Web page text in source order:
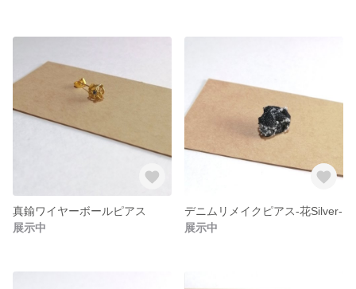
真鍮ワイヤーボールピアス
展示中
デニムリメイクピアス-花Silver-
展示中